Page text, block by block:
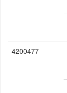
4200477